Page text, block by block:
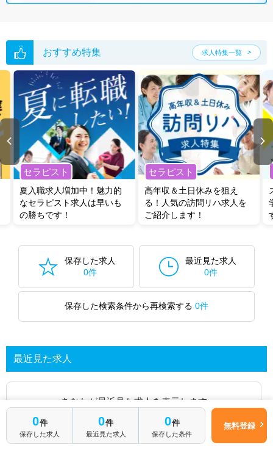
転職支援サービス
う求人を提案させていただきます。
岐阜県の言語聴覚士求人では以下のような条件が人気です。
土日祝休・積極採用中・新卒OK・正社員(正職員)・病院・
クリニック・介護福祉施設・訪問リハビリ(在宅医療)・
小児リハビ
他の条件でも人気の求人がございますので、「こだわり条件」から検索
いただくか、お気軽にお問い合わせください。
全国の言語聴覚士求人から検索いただくことも可能です。
無料転職支援サービス
にお申し込みいただくと、ご希望条件をヒアリン
グした上で求人をご提案いたします。
ご希望条件がまだ定まっていない方は
人気の希望条件をピックアップし
た求人特集 をぜひご活用ください。
い。
おすすめ特集 求人特集一覧
セラピスト
夏入職求人増加中！魅力的
なセラピスト求人は早いも
の勝ちです！
セラピスト
高年収＆土日休みを狙え
る！人気の訪問リハ求人を
ご紹介します！
保存した求人
0件
最近見た求人
0件
保存した検索条件から再検索する 0件
最近見た求人
あなたが最近見た求人を表示します
求人を探してみる
0件
保存した求人
0件
最近見た求人
0件
保存した条件
無料登録